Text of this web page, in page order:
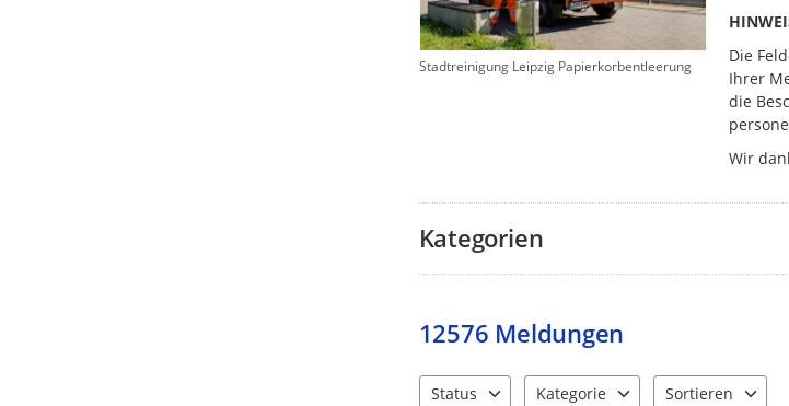
Stadtreinigung Leipzig Papierkorbentleerung
Die
Ihrer
die
Wir
Kategorien
12576 Meldungen
Status
Kategorie
Sortieren